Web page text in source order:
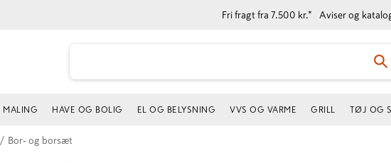
Fri fragt fra 7.500 kr.* Aviser og
MALING HAVE OG BOLIG EL OG BELYSNING VVS OG VARME GRILL TØJ OG
/ Bor- og borsæt